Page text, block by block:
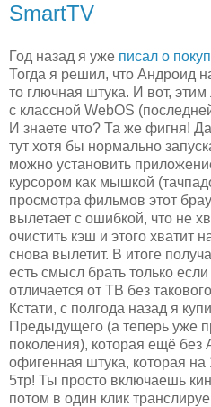
SmartTV
Год назад я уже писал о
Тогда я решил, что Андроид
то глючная штука. И вот,
с классной WebOS
И знаете что? Та же фигня!
тут хотя бы нормально
можно установить
курсором как мышкой
просмотра фильмов этот
вылетает с ошибкой, что не
очистить кэш и этого хватит
снова вылетит. В итоге
есть смысл брать только
отличается от ТВ без
Кстати, с полгода назад я
Предыдущего (а теперь уже
поколения), которая ещё без
офигенная штука, которая
5тр! Ты просто включаешь
потом в один клик